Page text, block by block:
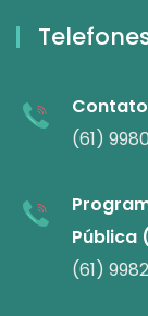
Contato
(61)
Pública
(61)